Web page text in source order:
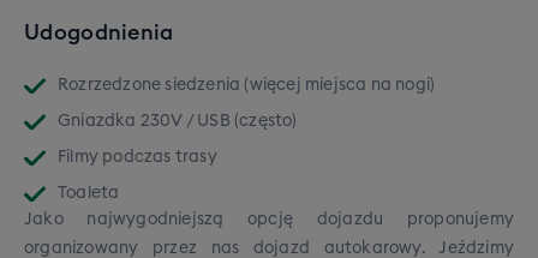
Udogodnienia
Rozrzedzone siedzenia (więcej miejsca na nogi)
Gniazdka 230V / USB (często)
Filmy podczas trasy
Toaleta
Jako najwygodniejszą opcję dojazdu proponujemy
organizowany przez nas dojazd autokarowy. Jeździmy